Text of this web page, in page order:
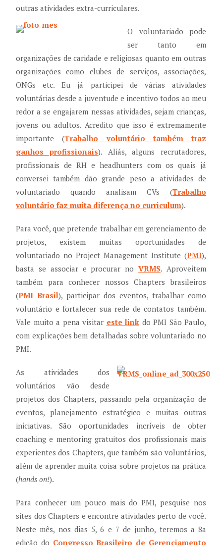
outras atividades extra-curriculares.
O voluntariado pode
ser tanto em
organizações de caridade e religiosas quanto em outras
organizações como clubes de serviços, associações,
ONGs etc. Eu já participei de várias atividades
voluntárias desde a juventude e incentivo todos ao meu
redor a se engajarem nessas atividades, sejam crianças,
jovens ou adultos. Acredito que isso é extremamente
importante (Trabalho voluntário também traz
ganhos profissionais). Aliás, alguns recrutadores,
profissionais de RH e headhunters com os quais já
conversei também dão grande peso a atividades de
voluntariado quando analisam CVs (Trabalho
voluntário faz muita diferença no curriculum).
Para você, que pretende trabalhar em gerenciamento de
projetos, existem muitas oportunidades de
voluntariado no Project Management Institute (PMI),
basta se associar e procurar noVRMS. Aproveitem
também para conhecer nossos Chapters brasileiros
(PMI Brasil), participar dos eventos, trabalhar como
voluntário e fortalecer sua rede de contatos também.
Vale muito a pena visitar este link do PMI São Paulo,
com explicações bem detalhadas sobre voluntariado no
PMI.
As atividades dos
voluntários vão desde
projetos dos Chapters, passando pela organização de
eventos, planejamento estratégico e muitas outras
iniciativas. São oportunidades incríveis de obter
coaching e mentoring gratuitos dos profissionais mais
experientes dos Chapters, que também são voluntários,
além de aprender muita coisa sobre projetos na prática
(hands on!).
Para conhecer um pouco mais do PMI, pesquise nos
sites dos Chapters e encontre atividades perto de você.
Neste mês, nos dias 5, 6 e 7 de junho, teremos a 8a
edição do Congresso Brasileiro de Gerenciamento